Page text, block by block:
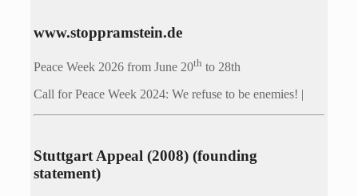
www.stoppramstein.de
Peace Week 2026 from June 20th to 28th
Call for Peace Week 2024: We refuse to be enemies! |
Stuttgart Appeal (2008) (founding
statement)